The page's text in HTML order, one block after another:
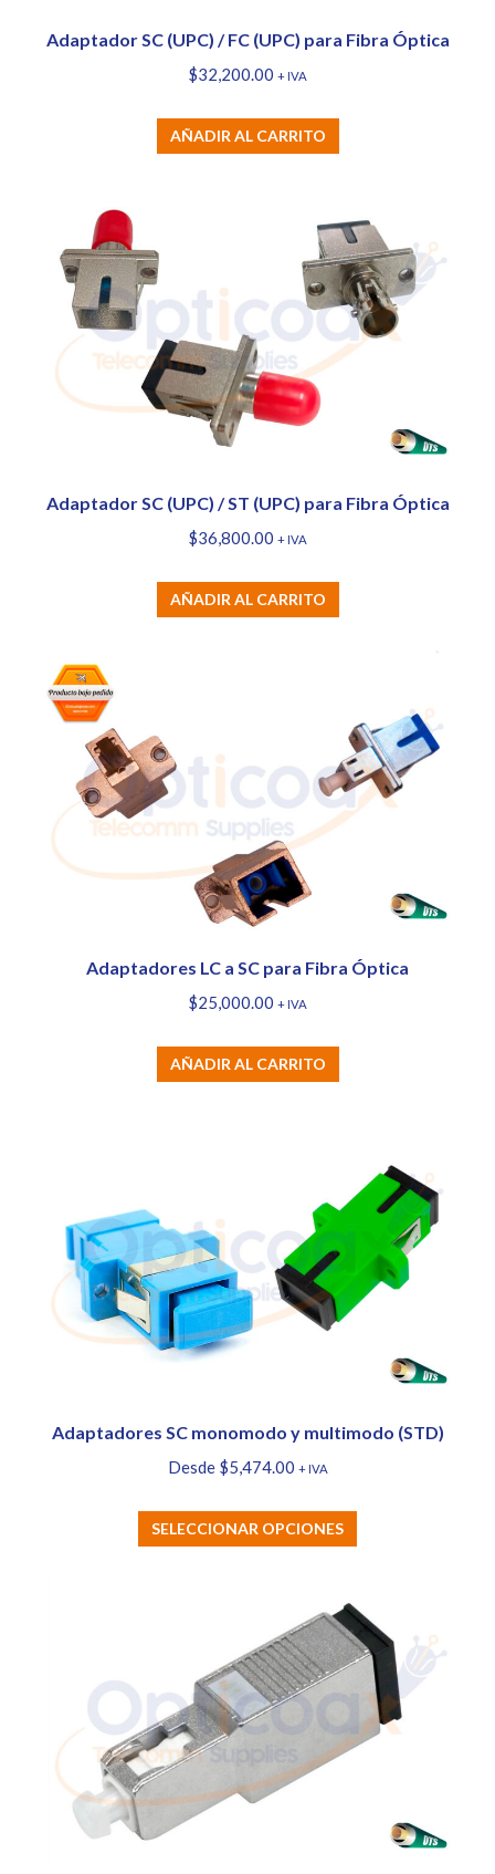
Adaptador SC (UPC) / FC (UPC) para Fibra Óptica
$32,200.00 + IVA
AÑADIR AL CARRITO
Adaptador SC (UPC) / ST (UPC) para Fibra Óptica
$36,800.00 + IVA
AÑADIR AL CARRITO
Adaptadores LC a SC para Fibra Óptica
$25,000.00 + IVA
AÑADIR AL CARRITO
Adaptadores SC monomodo y multimodo (STD)
Desde $5,474.00 + IVA
SELECCIONAR OPCIONES
múltiples
variantes.
Las
opciones
se